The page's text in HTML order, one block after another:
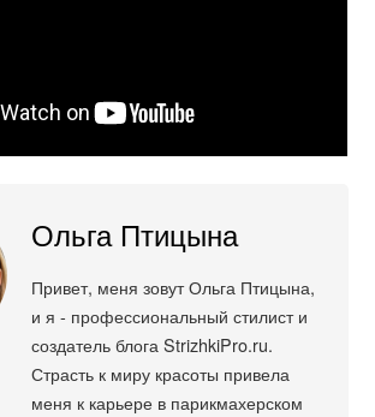
Ольга Птицына
Привет, меня зовут Ольга Птицына,
и я - профессиональный стилист и
создатель блога StrizhkiPro.ru.
Страсть к миру красоты привела
меня к карьере в парикмахерском